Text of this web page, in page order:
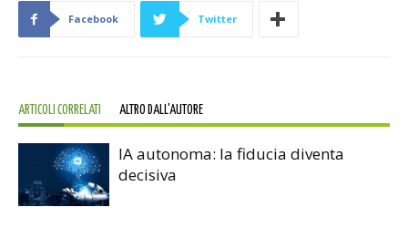
Facebook Twitter
ARTICOLI CORRELATI ALTRO DALL'AUTORE
IA autonoma: la fiducia diventa
decisiva